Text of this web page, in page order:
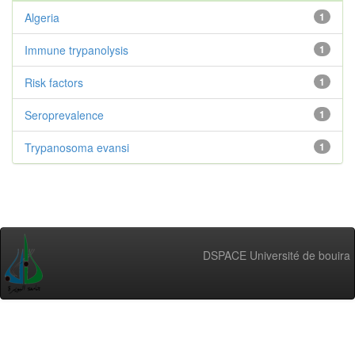
1
Algeria
1
Immune trypanolysis
1
Risk factors
1
Seroprevalence
1
Trypanosoma evansi
DSPACE Université de bouira